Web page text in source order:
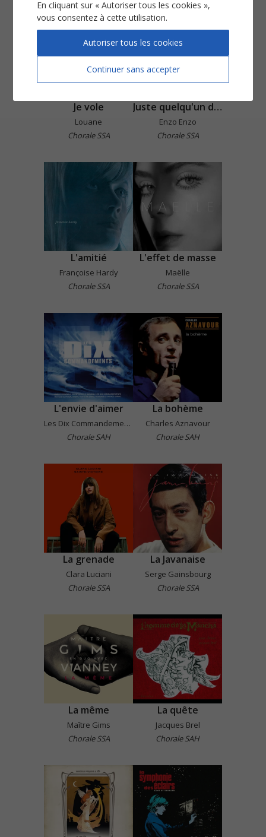
Je vole
Louane
Chorale SSA
Juste quelqu'un de bien
Enzo Enzo
Chorale SSA
L'amitié
Françoise Hardy
Chorale SSA
L'effet de masse
Maëlle
Chorale SSA
L'envie d'aimer
Les Dix Commandements
Chorale SAH
La bohème
Charles Aznavour
Chorale SAH
La grenade
Clara Luciani
Chorale SSA
La Javanaise
Serge Gainsbourg
Chorale SSA
La même
Maître Gims
Chorale SSA
La quête
Jacques Brel
Chorale SAH
En cliquant sur « Autoriser tous les cookies »,
vous consentez à cette utilisation.
Continuer sans accepter
Autoriser tous les cookies